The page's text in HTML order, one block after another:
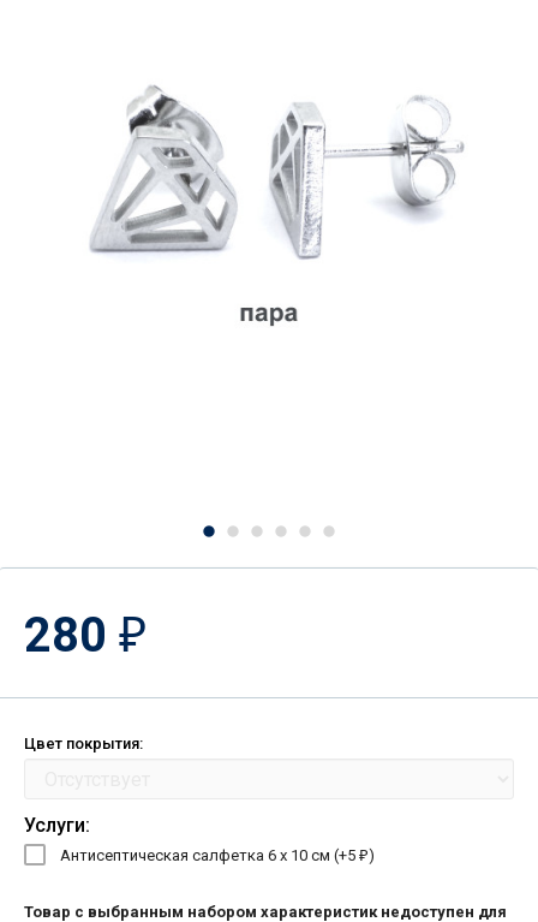
280 ₽
Цвет покрытия:
Услуги:
Антисептическая салфетка 6 х 10 см (+5 ₽)
Товар с выбранным набором характеристик недоступен для